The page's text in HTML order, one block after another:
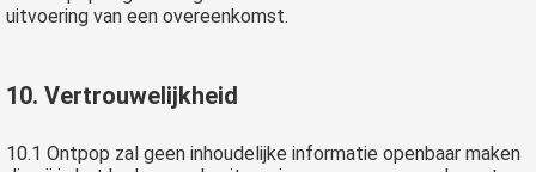
uitvoering van een overeenkomst.
10. Vertrouwelijkheid
10.1 Ontpop zal geen inhoudelijke informatie openbaar maken